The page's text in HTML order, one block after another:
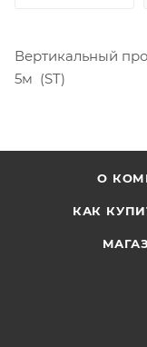
Вертикальный
5м (ST)
О
КАК